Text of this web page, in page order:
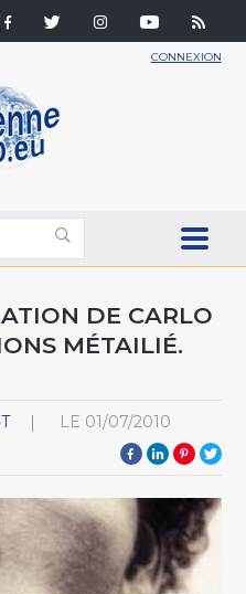
CONNEXION
DE CARLO
MÉTAILIÉ.
LE 01/07/2010